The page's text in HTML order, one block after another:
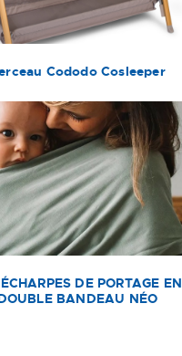
Cododo Cosleeper
DE PORTAGE EN
BANDEAU NÉO